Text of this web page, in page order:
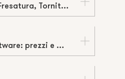
NX CAM 5 Assi: Fresatura, Tornitura e Vantaggi della Lavorazione
Siemens NX Software: prezzi e modalità di acquisto